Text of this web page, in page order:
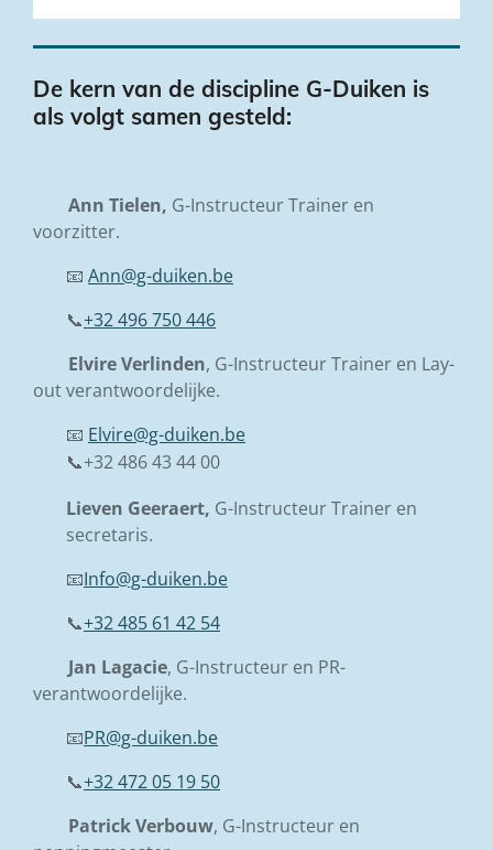
De kern van de discipline G-Duiken is
als volgt samen gesteld:
Ann Tielen, G-Instructeur Trainer en
voorzitter.
📧 Ann@g-duiken.be
📞+32 496 750 446
Elvire Verlinden, G-Instructeur Trainer en Lay-
out verantwoordelijke.
📧 Elvire@g-duiken.be
📞+32 486 43 44 00
Lieven Geeraert, G-Instructeur Trainer en
secretaris.
📧Info@g-duiken.be
📞+32 485 61 42 54
Jan Lagacie, G-Instructeur en PR-
verantwoordelijke.
📧PR@g-duiken.be
📞+32 472 05 19 50
Patrick Verbouw, G-Instructeur en